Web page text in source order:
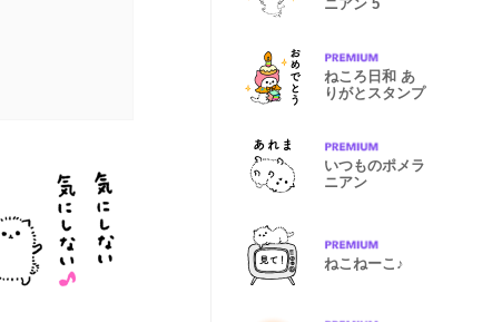
ニアン 5
ねころ日和 あ
りがとスタンプ
いつものポメラ
ニアン
ねこねーこ♪